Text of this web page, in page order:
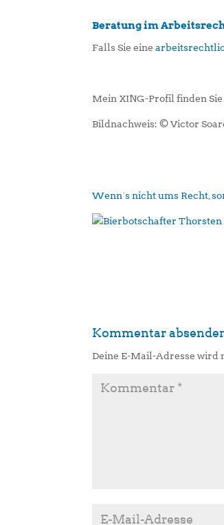
Beratung im
Falls Sie eine
Mein XING-Profil finden
Bildnachweis: © Victor
Wenn´s nicht ums Recht,
Kommentar
Deine E-Mail-Adresse